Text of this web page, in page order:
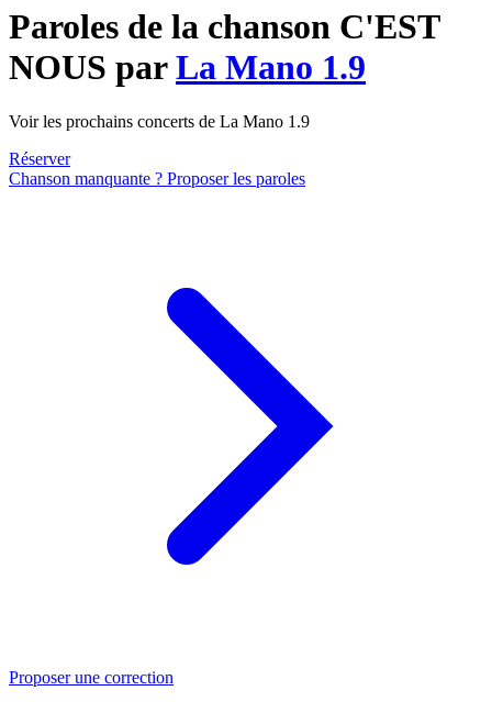
Paroles de la chanson C'EST
NOUS parLa Mano 1.9
Voir les prochains concerts de La Mano 1.9
Réserver
Chanson manquante ? Proposer les paroles
Proposer une correction